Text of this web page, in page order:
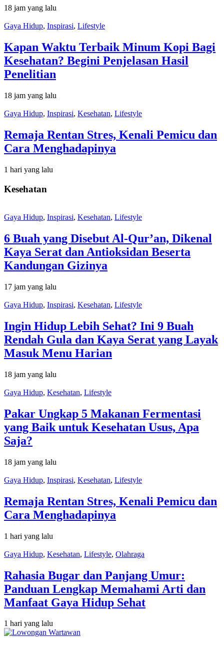
18 jam yang lalu
Gaya Hidup, Inspirasi, Lifestyle
Kapan Waktu Terbaik Minum Kopi Bagi
Kesehatan? Begini Penjelasan Hasil
Penelitian
18 jam yang lalu
Gaya Hidup, Inspirasi, Kesehatan, Lifestyle
Remaja Rentan Stres, Kenali Pemicu dan
Cara Menghadapinya
1 hari yang lalu
Kesehatan
Gaya Hidup, Inspirasi, Kesehatan, Lifestyle
6 Buah yang Disebut Al-Qur’an, Dikenal
Kaya Serat dan Antioksidan Beserta
Kandungan Gizinya
17 jam yang lalu
Gaya Hidup, Inspirasi, Kesehatan, Lifestyle
Ingin Hidup Lebih Sehat? Ini 9 Buah
Rendah Gula dan Kaya Serat yang Layak
Masuk Menu Harian
18 jam yang lalu
Gaya Hidup, Kesehatan, Lifestyle
Pakar Ungkap 5 Makanan Fermentasi
yang Baik untuk Kesehatan Usus, Apa
Saja?
18 jam yang lalu
Gaya Hidup, Inspirasi, Kesehatan, Lifestyle
Remaja Rentan Stres, Kenali Pemicu dan
Cara Menghadapinya
1 hari yang lalu
Gaya Hidup, Kesehatan, Lifestyle, Olahraga
Rahasia Bugar dan Panjang Umur:
Panduan Lengkap Memahami Arti dan
Manfaat Gaya Hidup Sehat
1 hari yang lalu